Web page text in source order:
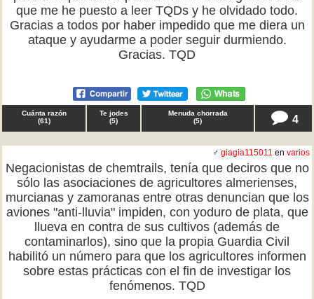
que me he puesto a leer TQDs y he olvidado todo.
Gracias a todos por haber impedido que me diera un
ataque y ayudarme a poder seguir durmiendo.
Gracias. TQD
Cuánta razón
(61)
Te jodes
(5)
Menuda chorrada
(5) 4
♂ giagia115011 en varios
Negacionistas de chemtrails, tenía que deciros que no
sólo las asociaciones de agricultores almerienses,
murcianas y zamoranas entre otras denuncian que los
aviones "anti-lluvia" impiden, con yoduro de plata, que
llueva en contra de sus cultivos (además de
contaminarlos), sino que la propia Guardia Civil
habilitó un número para que los agricultores informen
sobre estas prácticas con el fin de investigar los
fenómenos. TQD